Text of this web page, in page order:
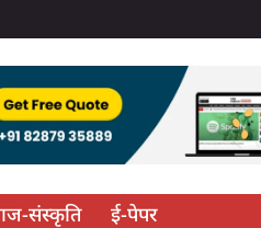
संस्कृति ई-पेपर